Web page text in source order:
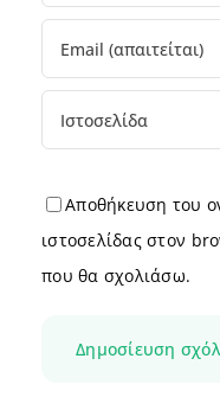
Αποθήκευση του
ιστοσελίδας στον
που θα σχολιάσω.